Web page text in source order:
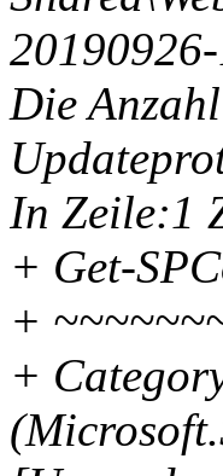
Die
In Zeile:1
+ Get-
+
+